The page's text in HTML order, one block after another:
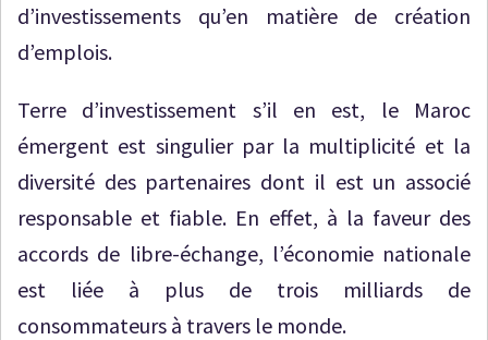
d’investissements qu’en matière de création
d’emplois.
Terre d’investissement s’il en est, le Maroc
émergent est singulier par la multiplicité et la
diversité des partenaires dont il est un associé
responsable et fiable. En effet, à la faveur des
accords de libre-échange, l’économie nationale
est liée à plus de trois milliards de
consommateurs à travers le monde.